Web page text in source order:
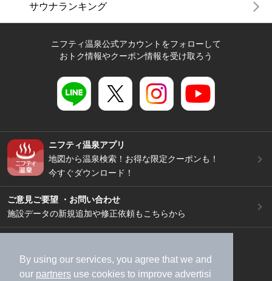
By using our services, you agree that we and
our partners use cookies to improve advertisi
サウナランキング
ニフティ温泉公式アカウントをフォローして
おトク情報やクーポン情報を受け取ろう
ニフティ温泉アプリ
地図から温泉検索！お得な限定クーポンも！
今すぐダウンロード！
ご意見ご要望 ・お問い合わせ
施設データの新規追加や修正依頼もこちらから
加盟店募集（資料請求）
広告出稿のご案内
利用規約
ライフスタイルMEMBERS+規約